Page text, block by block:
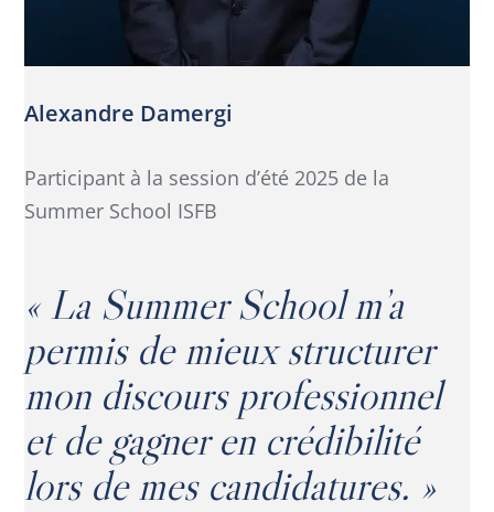
Alexandre Damergi
Participant à la session d’été 2025 de la
Summer School ISFB
« La Summer School m’a
permis de mieux structurer
mon discours professionnel
et de gagner en crédibilité
lors de mes candidatures. »